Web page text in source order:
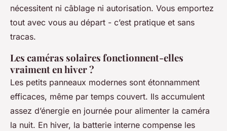
nécessitent ni câblage ni autorisation. Vous emportez
tout avec vous au départ - c’est pratique et sans
tracas.
Les caméras solaires fonctionnent-elles
vraiment en hiver ?
Les petits panneaux modernes sont étonnamment
efficaces, même par temps couvert. Ils accumulent
assez d’énergie en journée pour alimenter la caméra
la nuit. En hiver, la batterie interne compense les